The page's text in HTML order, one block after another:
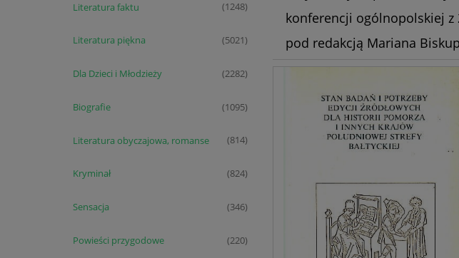
Literatura faktu (1248)
Literatura piękna (5021)
Dla Dzieci i Młodzieży (2282)
Biografie (1095)
Literatura obyczajowa, romanse (814)
Kryminał (824)
Sensacja (346)
Powieści przygodowe (220)
konferencji ogólnopolskiej
pod redakcją Mariana